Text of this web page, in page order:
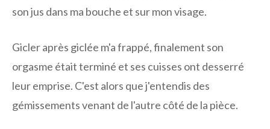
son jus dans ma bouche et sur mon visage.
Gicler après giclée m'a frappé, finalement son
orgasme était terminé et ses cuisses ont desserré
leur emprise. C'est alors que j'entendis des
gémissements venant de l'autre côté de la pièce.